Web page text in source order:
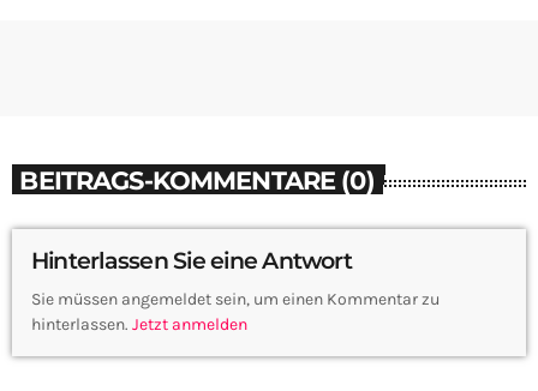
BEITRAGS-KOMMENTARE (0)
Hinterlassen Sie eine Antwort
Sie müssen angemeldet sein, um einen Kommentar zu
hinterlassen. Jetzt anmelden